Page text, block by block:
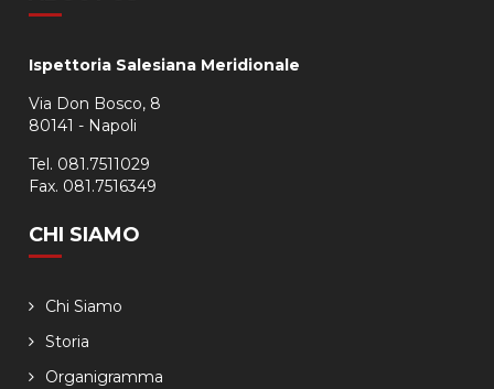
Ispettoria Salesiana Meridionale
Via Don Bosco, 8
80141 - Napoli
Tel. 081.7511029
Fax. 081.7516349
CHI SIAMO
Chi Siamo
Storia
Organigramma